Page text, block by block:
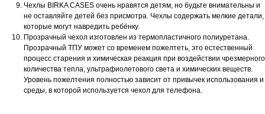
Чехлы BIRKA CASES очень нравятся детям, но будьте внимательны и
не оставляйте детей без присмотра. Чехлы содержать мелкие детали,
которые могут навредить ребёнку.
Прозрачный чехол изготовлен из термопластичного полиуретана.
Прозрачный ТПУ может со временем пожелтеть, это естественный
процесс старения и химическая реакция при воздействии чрезмерного
количества тепла, ультрафиолетового света и химических веществ.
Уровень пожелтения полностью зависит от привычек использования и
среды, в которой используется чехол для телефона.